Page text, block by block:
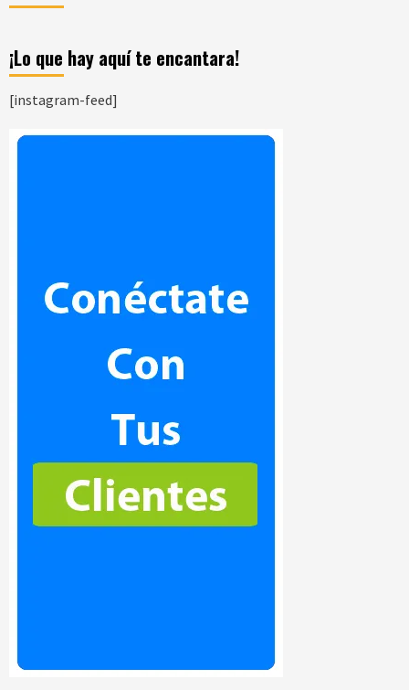
¡Lo que hay aquí te encantara!
[instagram-feed]